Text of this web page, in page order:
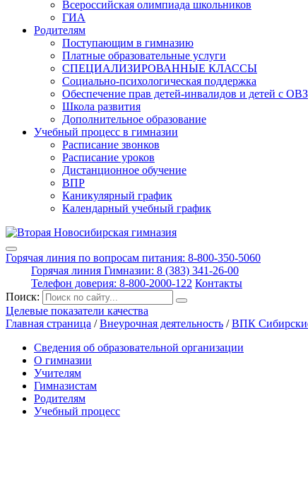
Всероссийская олимпиада школьников
ГИА
Родителям
Поступающим в гимназию
Платные образовательные услуги
СПЕЦИАЛИЗИРОВАННЫЕ КЛАССЫ
Социально-психологическая поддержка
Обеспечение прав детей-инвалидов и детей с ОВЗ
Школа развития
Дополнительное образование
Учебный процесс в гимназии
Расписание звонков
Расписание уроков
Дистанционное обучение
ВПР
Каникулярный график
Календарный учебный график
Горячая линия по вопросам питания: 8-800-350-5060
Горячая линия Гимназии: 8 (383) 341-26-00
Телефон доверия: 8-800-2000-122 Контакты
Поиск:
Целевые показатели качества
Главная страница /Внеурочная деятельность /ВПК
Сведения об образовательной организации
О гимназии
Учителям
Гимназистам
Родителям
Учебный процесс